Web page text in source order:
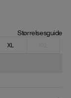
Størrelsesguide
XL